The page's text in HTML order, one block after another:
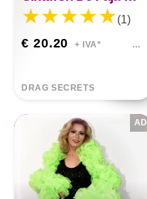
(1)
€ 20.20 + IVA*
DRAG SECRETS
AD